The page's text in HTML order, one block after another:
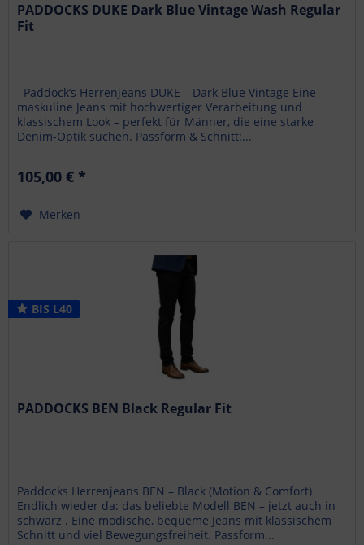
PADDOCKS DUKE Dark Blue Vintage Wash Regular
Fit
Paddock’s Herrenjeans DUKE – Dark Blue Vintage Eine
maskuline Jeans mit hochwertiger Verarbeitung und
klassischem Look – perfekt für Männer, die eine starke
Denim-Optik suchen. Passform & Schnitt:...
105,00 € *
Merken
BIS L40
PADDOCKS BEN Black Regular Fit
Paddocks Herrenjeans BEN – Black (Motion & Comfort)
Endlich wieder da: das beliebte Modell BEN – jetzt auch in
schwarz . Eine modische, bequeme Jeans mit klassischem
Schnitt und viel Bewegungsfreiheit. Passform...